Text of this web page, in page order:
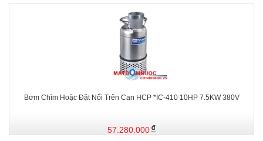
Bơm Chìm Hoặc Đặt Nổi Trên Can HCP *IC-410 10HP 7.5KW 380V
57.280.000